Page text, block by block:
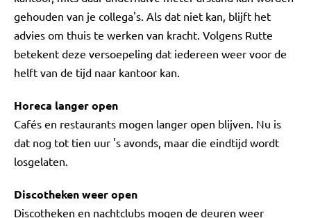
gehouden van je collega's. Als dat niet kan, blijft het
advies om thuis te werken van kracht. Volgens Rutte
betekent deze versoepeling dat iedereen weer voor de
helft van de tijd naar kantoor kan.
Horeca langer open
Cafés en restaurants mogen langer open blijven. Nu is
dat nog tot tien uur 's avonds, maar die eindtijd wordt
losgelaten.
Discotheken weer open
Discotheken en nachtclubs mogen de deuren weer